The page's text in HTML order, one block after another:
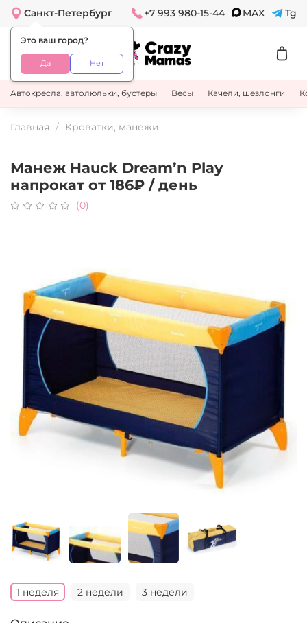
Санкт-Петербург +7 993 980-15-44 MAX Tg
Это ваш город?
Да Нет
Автокресла, автолюльки, бустеры Весы Качели, шезлонги
Главная Кроватки, манежи
Манеж Hauck Dream’n Play
напрокат от 186₽ / день
(0)
1 неделя 2 недели 3 недели